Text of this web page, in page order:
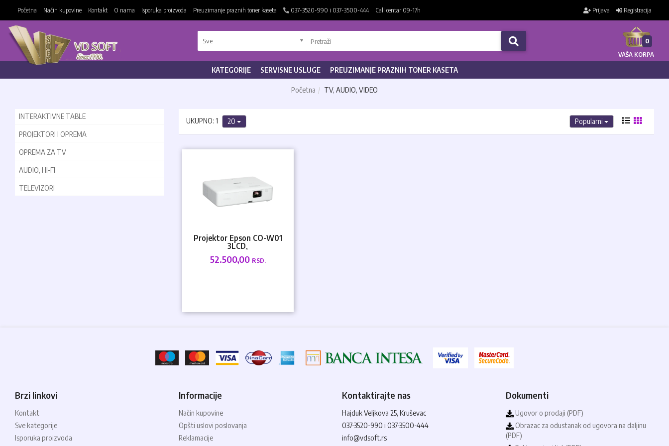
Početna Način kupovine Kontakt O nama Isporuka proizvoda Preuzimanje praznih toner kaseta 037-3520-990 i 037-3500-444 Call centar 09-17h Prijava Registracija
VAŠA KORPA
0
KATEGORIJE SERVISNE USLUGE PREUZIMANJE PRAZNIH TONER KASETA
Početna TV, AUDIO, VIDEO
INTERAKTIVNE TABLE
PROJEKTORI I OPREMA
OPREMA ZA TV
AUDIO, HI-FI
TELEVIZORI
UKUPNO: 1 20 Popularni
Projektor Epson CO-W01
3LCD,
o...
52.500,00 RSD.
Brzi linkovi
Kontakt
Sve kategorije
Isporuka proizvoda
Informacije
Način kupovine
Opšti uslovi poslovanja
Reklamacije
Kontaktirajte nas
Hajduk Veljkova 25, Kruševac
037-3520-990 i 037-3500-444
info@vdsoft.rs
Dokumenti
Ugovor o prodaji (PDF)
Obrazac za odustanak od ugovora na daljinu
(PDF)